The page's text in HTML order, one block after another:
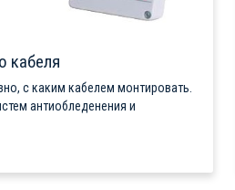
кабеля
с каким кабелем монтировать.
антиобледенения и